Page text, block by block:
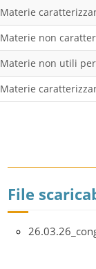
Materie
Materie non
Materie non utili
Materie
File